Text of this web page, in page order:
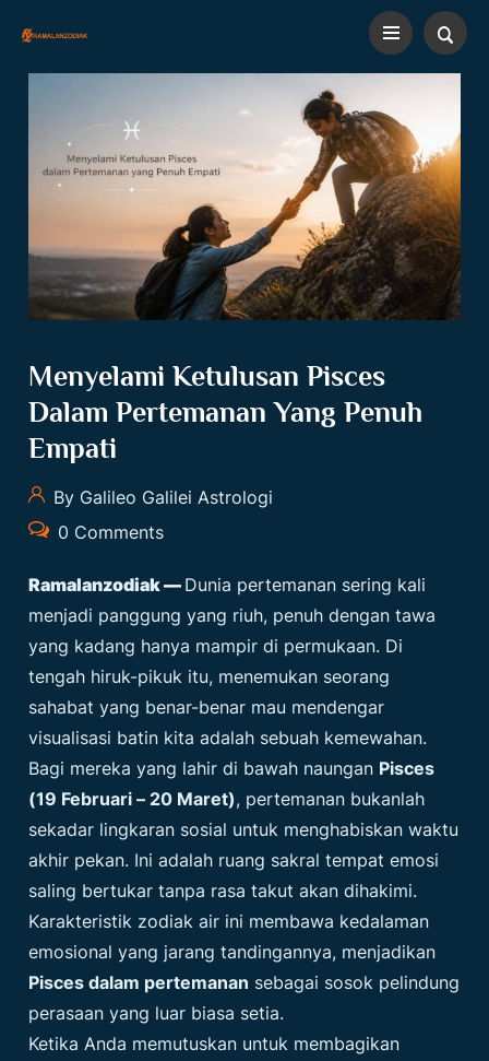
Menyelami Ketulusan Pisces
Dalam Pertemanan Yang Penuh
Empati
By Galileo Galilei Astrologi
0 Comments
Ramalanzodiak— Dunia pertemanan sering kali
menjadi panggung yang riuh, penuh dengan tawa
yang kadang hanya mampir di permukaan. Di
tengah hiruk-pikuk itu, menemukan seorang
sahabat yang benar-benar mau mendengar
visualisasi batin kita adalah sebuah kemewahan.
Bagi mereka yang lahir di bawah naungan Pisces
(19 Februari – 20 Maret), pertemanan bukanlah
sekadar lingkaran sosial untuk menghabiskan waktu
akhir pekan. Ini adalah ruang sakral tempat emosi
saling bertukar tanpa rasa takut akan dihakimi.
Karakteristik zodiak air ini membawa kedalaman
emosional yang jarang tandingannya, menjadikan
Pisces dalam pertemanan sebagai sosok pelindung
perasaan yang luar biasa setia.
Ketika Anda memutuskan untuk membagikan